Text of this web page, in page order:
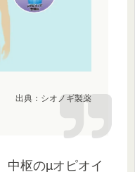
出典：シオノギ製薬
中枢のµオピオイ